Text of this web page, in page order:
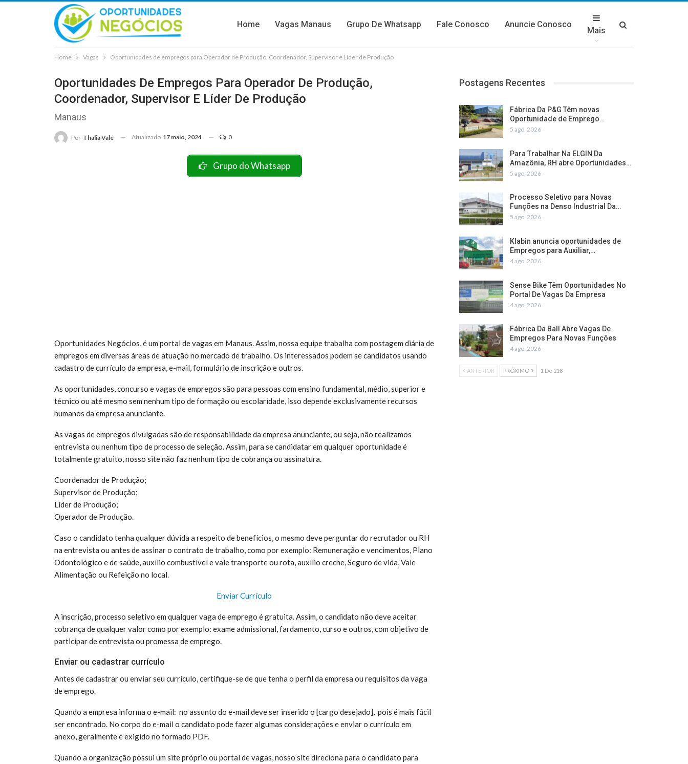
Home Vagas Manaus Grupo De Whatsapp Fale Conosco Anuncie Conosco
Mais
Home Vagas Oportunidades de empregos para Operador de Produção, Coordenador, Supervisor e Líder de Produção
Oportunidades De Empregos Para Operador De Produção,
Coordenador, Supervisor E Líder De Produção
Manaus
Por Thalia Vale Atualizado 17 maio, 2024 0
Grupo do Whatsapp
Oportunidades Negócios, é um portal de vagas em Manaus. Assim, nossa equipe trabalha com postagem diária de
empregos em diversas áreas de atuação no mercado de trabalho. Os interessados podem se candidatos usando
cadastro de currículo da empresa, e-mail, formulário de inscrição e outros.
As oportunidades, concurso e vagas de empregos são para pessoas com ensino fundamental, médio, superior e
técnico ou até mesmo sem nenhum tipo de formação ou escolaridade, isso depende exclusivamente recursos
humanos da empresa anunciante.
As vagas de empregos divulgadas são de responsabilidade da empresa anunciante, ou seja, não realizamos
entrevista ou nenhum tipo de processo de seleção. Assim, para se candidatar em qualquer oportunidade é
totalmente gratuito, nosso site não faz nenhum tipo de cobrança ou assinatura.
Coordenador de Produção;
Supervisor de Produção;
Líder de Produção;
Operador de Produção.
Caso o candidato tenha qualquer dúvida a respeito de benefícios, o mesmo deve perguntar do recrutador ou RH
na entrevista ou antes de assinar o contrato de trabalho, como por exemplo: Remuneração e vencimentos, Plano
Odontológico e de saúde, auxílio combustível e vale transporte ou rota, auxílio creche, Seguro de vida, Vale
Alimentação ou Refeição no local.
Enviar Currículo
A inscrição, processo seletivo em qualquer vaga de emprego é gratuita. Assim, o candidato não deve aceitar
cobrança de qualquer valor como por exemplo: exame admissional, fardamento, curso e outros, com objetivo de
participar de entrevista ou promessa de emprego.
Enviar ou cadastrar currículo
Antes de cadastrar ou enviar seu currículo, certifique-se de que tenha o perfil da empresa ou requisitos da vaga
de emprego.
Quando a empresa informa o e-mail: no assunto do e-mail deve ser inserido o [cargo desejado], pois é mais fácil
ser encontrado. No corpo do e-mail o candidato pode fazer algumas considerações e enviar o currículo em
anexo, geralmente é exigido no formado PDF.
Quando a organização possui um site próprio ou portal de vagas, nosso site direciona para o candidato para
Postagens Recentes
Fábrica Da P&G Têm novas
Oportunidade de Emprego…
5 ago, 2026
Para Trabalhar Na ELGIN Da
Amazônia, RH abre Oportunidades…
5 ago, 2026
Processo Seletivo para Novas
Funções na Denso Industrial Da…
5 ago, 2026
Klabin anuncia oportunidades de
Empregos para Auxiliar,…
4 ago, 2026
Sense Bike Têm Oportunidades No
Portal De Vagas Da Empresa
4 ago, 2026
Fábrica Da Ball Abre Vagas De
Empregos Para Novas Funções
4 ago, 2026
ANTERIOR PRÓXIMO 1 De 218